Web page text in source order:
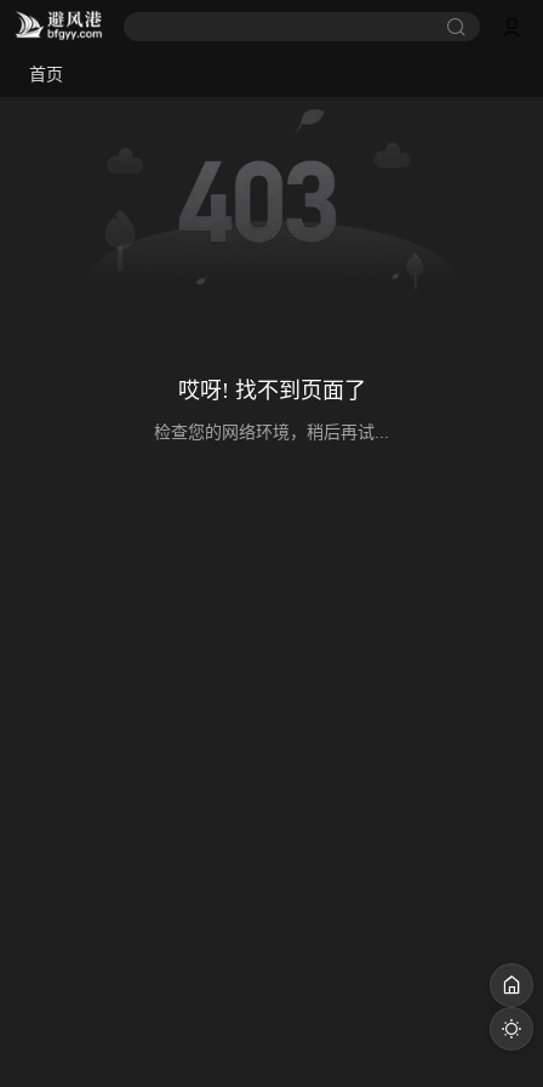
首页
哎呀! 找不到页面了
检查您的网络环境，稍后再试...